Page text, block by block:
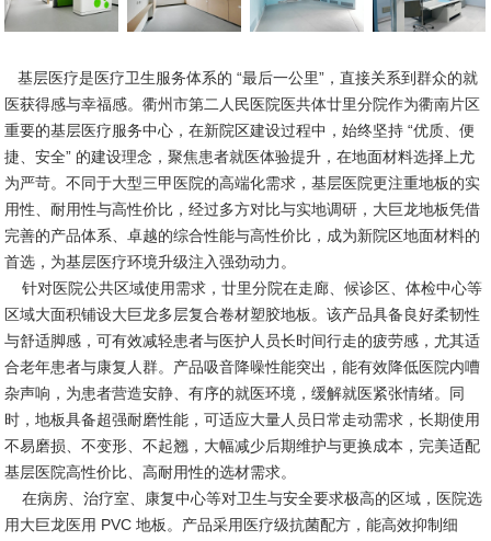
基层医疗是医疗卫生服务体系的 “最后一公里”，直接关系到群众的就
医获得感与幸福感。衢州市第二人民医院医共体廿里分院作为衢南片区
重要的基层医疗服务中心，在新院区建设过程中，始终坚持 “优质、便
捷、安全” 的建设理念，聚焦患者就医体验提升，在地面材料选择上尤
为严苛。不同于大型三甲医院的高端化需求，基层医院更注重地板的实
用性、耐用性与高性价比，经过多方对比与实地调研，大巨龙地板凭借
完善的产品体系、卓越的综合性能与高性价比，成为新院区地面材料的
首选，为基层医疗环境升级注入强劲动力。
针对医院公共区域使用需求，廿里分院在走廊、候诊区、体检中心等
区域大面积铺设大巨龙多层复合卷材塑胶地板。该产品具备良好柔韧性
与舒适脚感，可有效减轻患者与医护人员长时间行走的疲劳感，尤其适
合老年患者与康复人群。产品吸音降噪性能突出，能有效降低医院内嘈
杂声响，为患者营造安静、有序的就医环境，缓解就医紧张情绪。同
时，地板具备超强耐磨性能，可适应大量人员日常走动需求，长期使用
不易磨损、不变形、不起翘，大幅减少后期维护与更换成本，完美适配
基层医院高性价比、高耐用性的选材需求。
在病房、治疗室、康复中心等对卫生与安全要求极高的区域，医院选
用大巨龙医用 PVC 地板。产品采用医疗级抗菌配方，能高效抑制细